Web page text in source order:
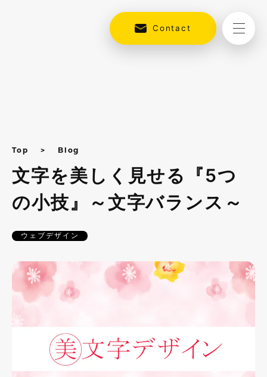
Contact
Top Blog
文字を美しく見せる『5つ
の小技』～文字バランス～
ウェブデザイン